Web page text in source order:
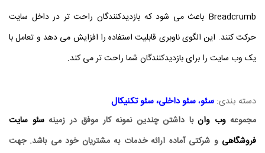
Breadcrumb باعث می شود که بازدیدکنندگان راحت تر در داخل سایت
حرکت کنند. این الگوی ناوبری قابلیت استفاده را افزایش می دهد و تعامل با
یک وب سایت را برای بازدیدکنندگان شما راحت تر می کند.
دسته بندی: سئو،سئو داخلی،سئو تکنیکال
مجموعهوب وان با داشتن چندین نمونه کار موفق در زمینهسئو سایت
فروشگاهی و شرکتی آماده ارائه خدمات به مشتریان خود می باشد. جهت